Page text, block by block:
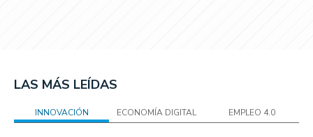
LAS MÁS LEÍDAS
INNOVACIÓN ECONOMÍA DIGITAL EMPLEO 4.0